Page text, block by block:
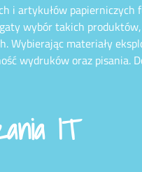
i artykułów papierniczych
wybór takich
Wybierając materiały
wydruków oraz pisania.
IT